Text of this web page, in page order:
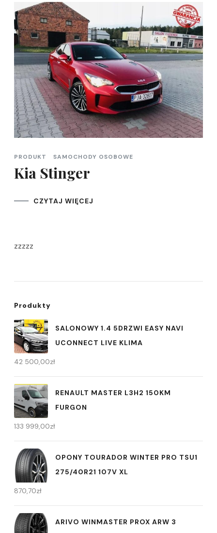
PRODUKT SAMOCHODY OSOBOWE
Kia Stinger
CZYTAJ WIĘCEJ
zzzzz
Produkty
SALONOWY 1.4 5DRZWI EASY NAVI
UCONNECT LIVE KLIMA
42 500,00zł
RENAULT MASTER L3H2 150KM
FURGON
133 999,00zł
OPONY TOURADOR WINTER PRO TSU1
275/40R21 107V XL
870,70zł
ARIVO WINMASTER PROX ARW 3